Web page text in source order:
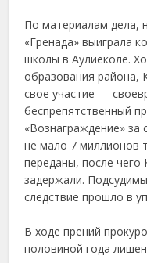
По материалам дела,
«Гренада» выиграла
школы в Аулиеколе.
образования района,
свое участие —
беспрепятственный
«Вознаграждение» за
не мало 7 миллионов
переданы, после чего
задержали.
следствие прошло в
В ходе прений
половиной года